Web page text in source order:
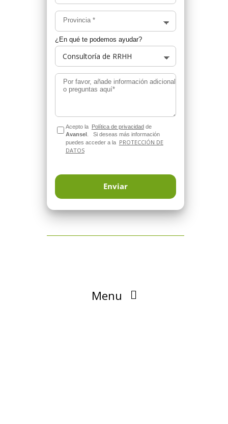
Provincia *
¿En qué te podemos ayudar?
Por favor, añade información adicional
o preguntas aquí*
Acepto la Política de privacidadde
Avansel. Si deseas más información
puedes acceder a la PROTECCIÓN DE
DATOS
Menu